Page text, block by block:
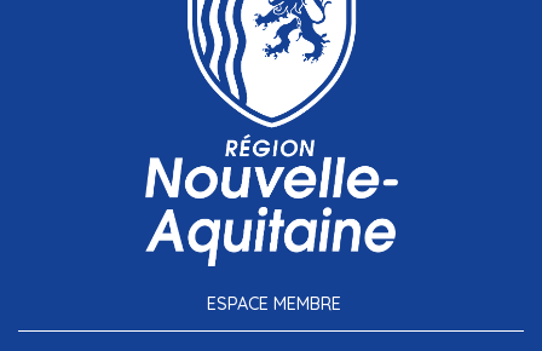
ESPACE MEMBRE